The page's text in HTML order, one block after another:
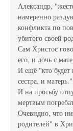
Александр,
намеренно
конфликта по
убитого своей
Сам Христос
его, и дочь с
И ещё "кто
сестра, и матерь."
И на просьбу
мертвым
Очевидно, что
родителей" в